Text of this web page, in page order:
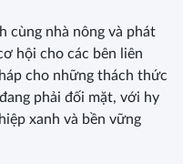
cùng nhà nông và phát
hội cho các bên liên
cho những thách thức
phải đối mặt, với hy
xanh và bền vững